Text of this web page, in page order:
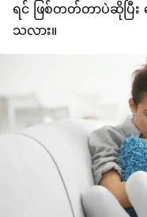
ရင် ဖြစ်တတ်တာပဲဆိုပြီး မ
သလား။